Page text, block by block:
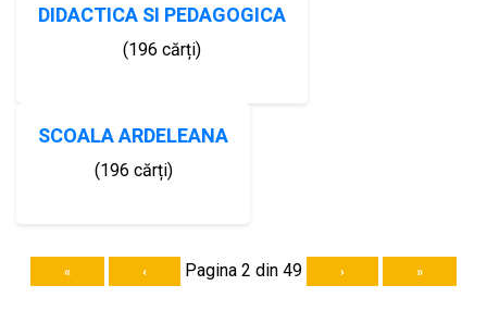
DIDACTICA SI PEDAGOGICA
(196 cărți)
SCOALA ARDELEANA
(196 cărți)
« ‹ Pagina 2 din 49 › »